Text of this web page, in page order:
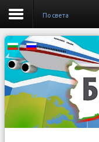
По света